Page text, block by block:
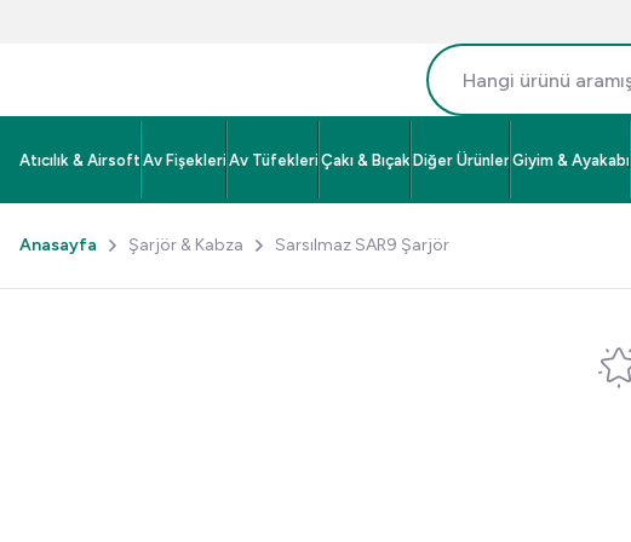
Atıcılık & Airsoft Av Fişekleri Av Tüfekleri Çakı & Bıçak Diğer Ürünler Giyim & Ayakabı
Anasayfa Şarjör & Kabza Sarsılmaz SAR9 Şarjör